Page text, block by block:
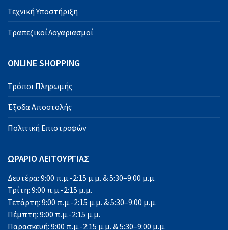
Τεχνική Υποστήριξη
Τραπεζικοί Λογαριασμοί
ONLINE SHOPPING
Τρόποι Πληρωμής
Έξοδα Αποστολής
Πολιτική Επιστροφών
ΩΡΑΡΙΟ ΛΕΙΤΟΥΡΓΙΑΣ
Δευτέρα: 9:00 π.μ.-2:15 μ.μ. & 5:30–9:00 μ.μ.
Τρίτη: 9:00 π.μ.-2:15 μ.μ.
Τετάρτη: 9:00 π.μ.-2:15 μ.μ. & 5:30–9:00 μ.μ.
Πέμπτη: 9:00 π.μ.-2:15 μ.μ.
Παρασκευή: 9:00 π.μ.-2:15 μ.μ. & 5:30–9:00 μ.μ.